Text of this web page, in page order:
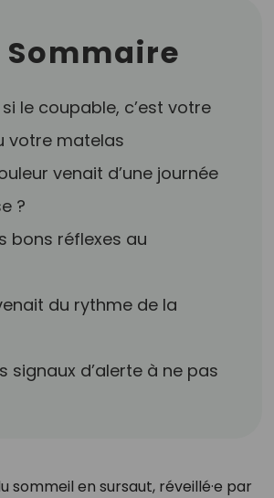
Sommaire
si le coupable, c’est votre
votre matelas
venait d’une journée
?
bons réflexes au
du rythme de la
signaux d’alerte à ne pas
sommeil en sursaut, réveillé·e par